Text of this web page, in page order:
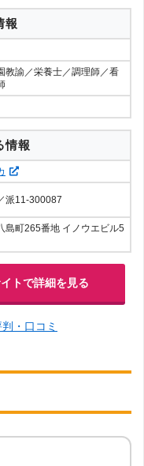
報
教諭／栄養士／調理師／看
情報
派11-300087
島町265番地 イノウエビル5
トで詳細を見る
・口コミ